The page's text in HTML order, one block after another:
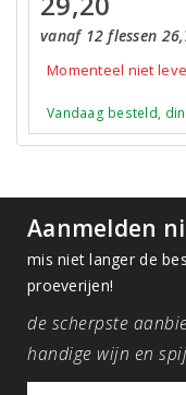
vanaf 12 flessen
Momenteel niet
Vandaag besteld,
Aanmelden
mis niet langer de
proeverijen!
de scherpste
handige wijn en